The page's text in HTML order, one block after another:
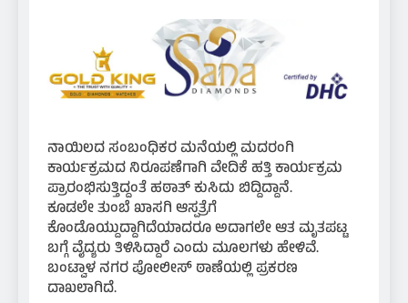
ನಾಯಿಲದ ಸಂಬಂಧಿಕರ ಮನೆಯಲ್ಲಿ ಮದರಂಗಿ
ಕಾರ್ಯಕ್ರಮದ ನಿರೂಪಣೆಗಾಗಿ ವೇದಿಕೆ ಹತ್ತಿ ಕಾರ್ಯಕ್ರಮ
ಪ್ರಾರಂಭಿಸುತ್ತಿದ್ದಂತೆ ಹಠಾತ್ ಕುಸಿದು ಬಿದ್ದಿದ್ದಾನೆ.
ಕೂಡಲೇ ತುಂಬೆ ಖಾಸಗಿ ಆಸ್ಪತ್ರೆಗೆ
ಕೊಂಡೊಯ್ದುದ್ದಾಗಿದೆಯಾದರೂ ಅದಾಗಲೇ ಆತ ಮೃತಪಟ್ಟ
ಬಗ್ಗೆ ವೈದ್ಯರು ತಿಳಿಸಿದ್ದಾರೆ ಎಂದು ಮೂಲಗಳು ಹೇಳಿವೆ.
ಬಂಟ್ವಾಳ ನಗರ ಪೋಲೀಸ್ ಠಾಣೆಯಲ್ಲಿ ಪ್ರಕರಣ
ದಾಖಲಾಗಿದೆ.